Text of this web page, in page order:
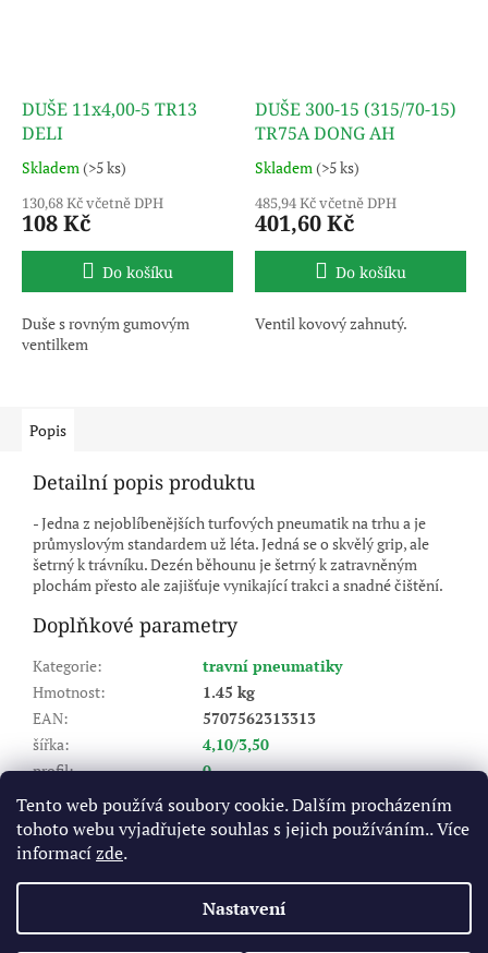
Tento web používá soubory cookie. Dalším procházením
tohoto webu vyjadřujete souhlas s jejich používáním.. Více
informacízde.
Nastavení
DUŠE 11x4,00-5 TR13
DELI
Skladem (>5 ks)
130,68 Kč včetně DPH
108 Kč
Do košíku
Duše s rovným gumovým
ventilkem
DUŠE 300-15 (315/70-15)
TR75A DONG AH
Skladem (>5 ks)
485,94 Kč včetně DPH
401,60 Kč
Do košíku
Ventil kovový zahnutý.
Popis
Detailní popis produktu
- Jedna z nejoblíbenějších turfových pneumatik na trhu a je
průmyslovým standardem už léta. Jedná se o skvělý grip, ale
šetrný k trávníku. Dezén běhounu je šetrný k zatravněným
plochám přesto ale zajišťuje vynikající trakci a snadné čištění.
Doplňkové parametry
Kategorie:
travní pneumatiky
Hmotnost:
1.45 kg
EAN:
5707562313313
šířka:
4,10/3,50
profil:
0
ráfek
Výrobce pneu (značka): KENDA
Index nosnosti (LI)